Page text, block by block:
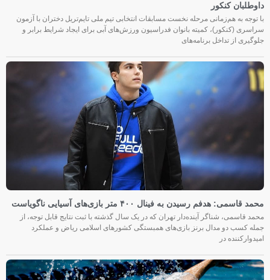
داوطلبان کنکور
با توجه به هم‌زمانی مرحله نخست مسابقات انتخابی تیم ملی تایم‌تریل دختران با آزمون
سراسری (کنکور)، کمیته بانوان فدراسیون ورزش‌های آبی برای ایجاد شرایط برابر و
جلوگیری از تداخل برنامه‌های
محمد قاسمی: هدفم رسیدن به فینال ۴۰۰ متر بازی‌های آسیایی ناگویاست
محمد قاسمی، شناگر آینده‌دار تهران که در یک سال گذشته با ثبت نتایج قابل توجه، از
جمله کسب دو مدال برنز بازی‌های همبستگی کشورهای اسلامی ریاض و عملکرد
امیدوارکننده در